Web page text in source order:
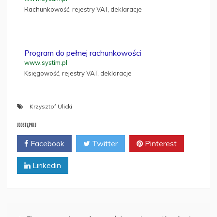
Rachunkowość, rejestry VAT, deklaracje
Program do pełnej rachunkowości
www.systim.pl
Księgowość, rejestry VAT, deklaracje
Krzysztof Ulicki
UDOSTĘPNIJ
Facebook Twitter Pinterest
Linkedin